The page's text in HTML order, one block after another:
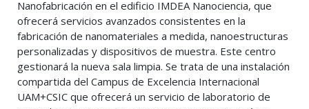
Nanofabricación en el edificio IMDEA Nanociencia, que
ofrecerá servicios avanzados consistentes en la
fabricación de nanomateriales a medida, nanoestructuras
personalizadas y dispositivos de muestra. Este centro
gestionará la nueva sala limpia. Se trata de una instalación
compartida del Campus de Excelencia Internacional
UAM+CSIC que ofrecerá un servicio de laboratorio de